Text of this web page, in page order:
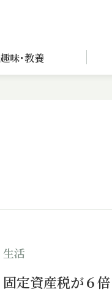
趣味･教養
生活
固定資産税が６